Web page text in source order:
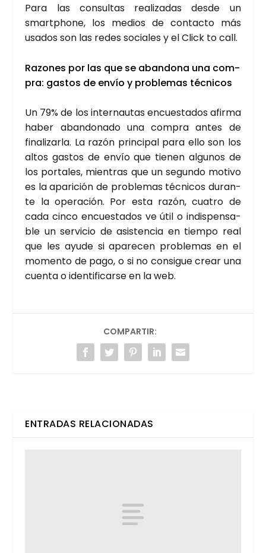
Para las con­sul­tas rea­li­za­das des­de un
smartpho­ne, los medios de con­tac­to más
usa­dos son las redes socia­les y el Click to call.
Razo­nes por las que se aban­do­na una com­
pra: gas­tos de envío y pro­ble­mas téc­ni­cos
Un 79% de los inter­nau­tas encues­ta­dos afir­ma
haber aban­do­na­do una com­pra antes de
fina­li­zar­la. La razón prin­ci­pal para ello son los
altos gas­tos de envío que tie­nen algu­nos de
los por­ta­les, mien­tras que un segun­do moti­vo
es la apa­ri­ción de pro­ble­mas téc­ni­cos duran­
te la ope­ra­ción. Por esta razón, cua­tro de
cada cin­co encues­ta­dos ve útil o indis­pen­sa­
ble un ser­vi­cio de asis­ten­cia en tiem­po real
que les ayu­de si apa­re­cen pro­ble­mas en el
momen­to de pago, o si no con­si­gue crear una
cuen­ta o iden­ti­fi­car­se en la web.
COMPARTIR:
ENTRADAS RELACIONADAS